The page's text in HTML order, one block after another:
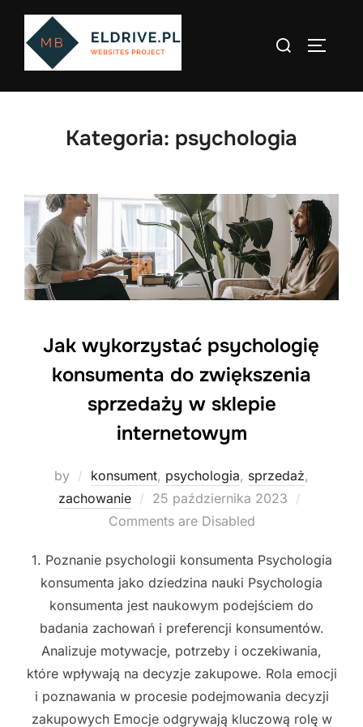
Skip
content
Search
Kategoria: psychologia
Jak wykorzystać psychologię
konsumenta do zwiększenia
sprzedaży w sklepie
internetowym
by konsument, psychologia, sprzedaż,
zachowanie
Posted
on
25 października 2023
Comments are Disabled
1. Poznanie psychologii konsumenta Psychologia
konsumenta jako dziedzina nauki Psychologia
konsumenta jest naukowym podejściem do
badania zachowań i preferencji konsumentów.
Analizuje motywacje, potrzeby i oczekiwania,
które wpływają na decyzje zakupowe. Rola emocji
i poznawania w procesie podejmowania decyzji
zakupowych Emocje odgrywają kluczową rolę w